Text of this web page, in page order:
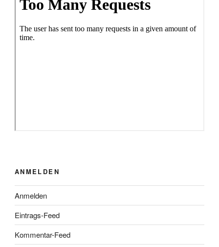
ANMELDEN
Anmelden
Eintrags-Feed
Kommentar-Feed